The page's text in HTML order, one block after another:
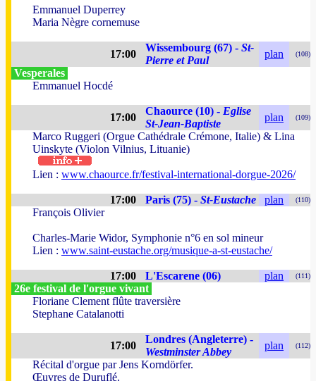
Emmanuel Duperrey
Maria Nègre cornemuse
17:00
Wissembourg (67) - St-
Pierre et Paul
plan (108)
Vesperales
Emmanuel Hocdé
17:00
Chaource (10) - Eglise
St-Jean-Baptiste
plan (109)
Marco Ruggeri (Orgue Cathédrale Crémone, Italie) & Lina
Uinskyte (Violon Vilnius, Lituanie)
Lien : www.chaource.fr/festival-international-dorgue-2026/
17:00 Paris (75) - St-Eustache plan (110)
François Olivier
Charles-Marie Widor, Symphonie n°6 en sol mineur
Lien : www.saint-eustache.org/musique-a-st-eustache/
17:00 L'Escarene (06) plan (111)
26e festival de l'orgue vivant
Floriane Clement flûte traversière
Stephane Catalanotti
17:00
Londres (Angleterre) -
Westminster Abbey
plan (112)
Récital d'orgue par Jens Korndörfer.
Œuvres de Duruflé.